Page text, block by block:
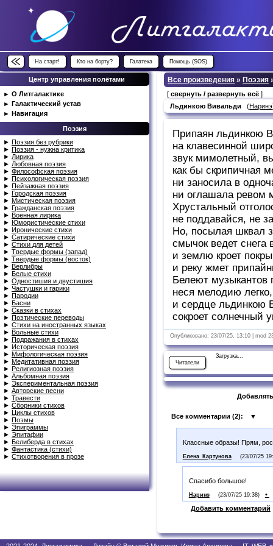
На старт! Кто на борту? Галатека Помощь (SOS)
Центр управления полётами
► О Литгалактике
► Галактический устав
► Навигация
Поэзия
► Поэзия без рубрики
► Поэзия - нужна критика
► Лирика
► Любовная поэзия
► Философская поэзия
► Психологическая поэзия
► Пейзажная поэзия
► Городская поэзия
► Мистическая поэзия
► Гражданская поэзия
► Военная лирика
► Юмористические стихи
► Иронические стихи
► Сатирические стихи
► Стихи для детей
► Твердые формы (запад)
► Твердые формы (восток)
► Верлибры
► Белые стихи
► Одностишия и двустишия
► Частушки и гарики
► Пародии
► Басни
► Сказки в стихах
► Поэтические переводы
► Стихи на иностранных языках
► Вольные стихи
► Подражания в стихах
► Историческая поэзия
► Мифологическая поэзия
► Медитативная поэзия
► Религиозная поэзия
► Альбомная поэзия
► Экспериментальная поэзия
► Авторские песни
► Травести
► Сборники стихов
►
Циклы стихов
► Поэмы
► Эпиграммы
► Эпитафии
► Белиберда в стихах
► Фантастика (стихи)
► Стихотворения в прозе
Все произведения » Поэзия
[свернуть / развернуть всё ]
Льдинкою Вивальди
(Наринэ
Припаян льдинкою
на клавесинной
звук мимолетный,
как бы скрипичная
ни заносила в
ни оглашала ревом
Хрустальный
не поддавайся, не
Но, посылая шквал
смычок ведет снега
и землю кроет
и реку жмет
Белеют музыкантов
неся мелодию легко,
и сердце льдинкою
сокроет солнечный
Опубликовано: 23/07/25, 13:10 | mod
Читатели
Загрузка...
Все комментарии (2): ▼
Классные образы! Прям,
Елена_Картунова (23/07/25
Спасибо большое!
Наринэ (23/07/25 19:38)
•
Добавить комментарий